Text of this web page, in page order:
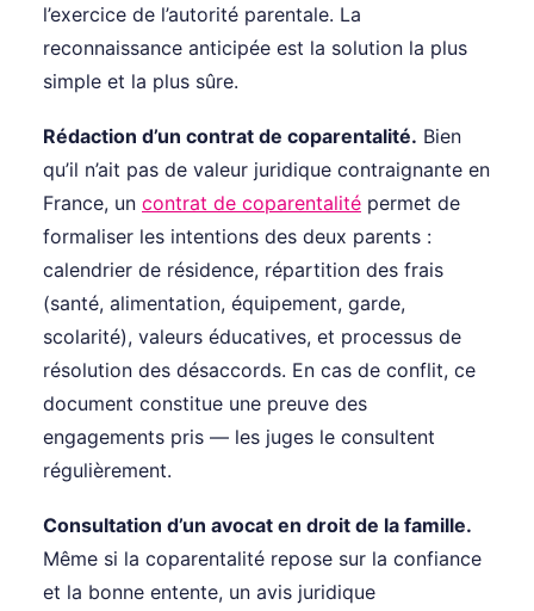
l’exercice de l’autorité parentale. La
reconnaissance anticipée est la solution la plus
simple et la plus sûre.
Rédaction d’un contrat de coparentalité. Bien
qu’il n’ait pas de valeur juridique contraignante en
France, un contrat de coparentalité permet de
formaliser les intentions des deux parents :
calendrier de résidence, répartition des frais
(santé, alimentation, équipement, garde,
scolarité), valeurs éducatives, et processus de
résolution des désaccords. En cas de conflit, ce
document constitue une preuve des
engagements pris — les juges le consultent
régulièrement.
Consultation d’un avocat en droit de la famille.
Même si la coparentalité repose sur la confiance
et la bonne entente, un avis juridique